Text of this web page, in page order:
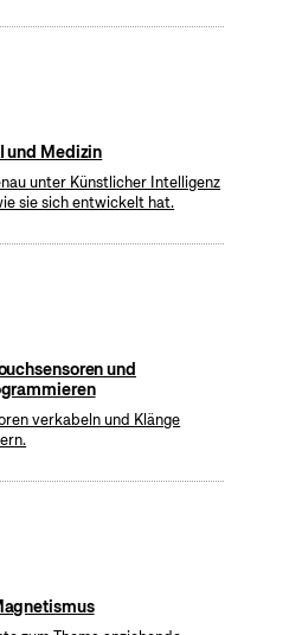
und Medizin
unter Künstlicher Intelligenz
sie sich entwickelt hat.
und
verkabeln und Klänge